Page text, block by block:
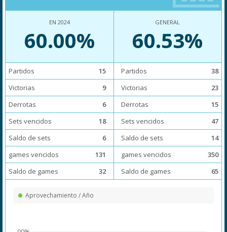
EN 2024
60.00%
Partidos
15
Victorias
9
Derrotas
6
Sets vencidos
18
Saldo de sets
6
games vencidos
131
Saldo de games
32
GENERAL
60.53%
Partidos
38
Victorias
23
Derrotas
15
Sets vencidos
47
Saldo de sets
14
games vencidos
350
Saldo de games
65
Aprovechamiento / Año